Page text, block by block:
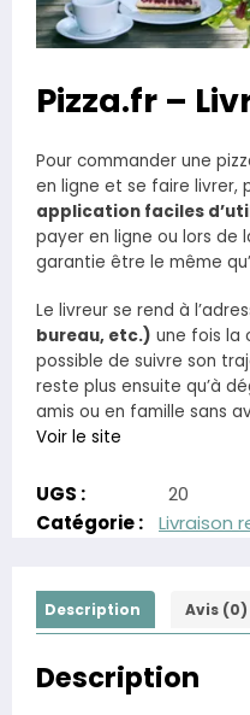
Pizza.fr –
Pour commander une
en ligne et se faire livrer,
application faciles
payer en ligne ou lors de
garantie être le même
Le livreur se rend à
bureau, etc.) une fois la
possible de suivre son
reste plus ensuite qu’à
amis ou en famille sans
Voir le site
UGS :
20
Catégorie :
Livraison
Description Avis (0)
Description